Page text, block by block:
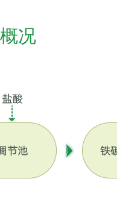
况